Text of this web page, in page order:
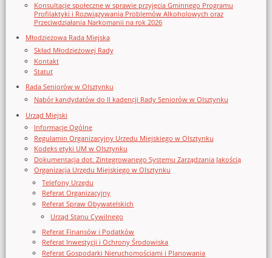
Konsultacje społeczne w sprawie przyjęcia Gminnego Programu
Profilaktyki i Rozwiązywania Problemów Alkoholowych oraz
Przeciwdziałania Narkomanii na rok 2026
Młodzieżowa Rada Miejska
Skład Młodzieżowej Rady
Kontakt
Statut
Rada Seniorów w Olsztynku
Nabór kandydatów do II kadencji Rady Seniorów w Olsztynku
Urząd Miejski
Informacje Ogólne
Regulamin Organizacyjny Urzedu Miejskiego w Olsztynku
Kodeks etyki UM w Olsztynku
Dokumentacja dot. Zintegrowanego Systemu Zarządzania Jakością
Organizacja Urzędu Miejskiego w Olsztynku
Telefony Urzędu
Referat Organizacyjny
Referat Spraw Obywatelskich
Urząd Stanu Cywilnego
Referat Finansów i Podatków
Referat Inwestycji i Ochrony Środowiska
Referat Gospodarki Nieruchomościami i Planowania